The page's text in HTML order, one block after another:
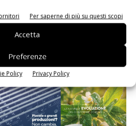
Per saperne di più su questi scopi
Accetta
Preferenze
Policy Privacy Policy